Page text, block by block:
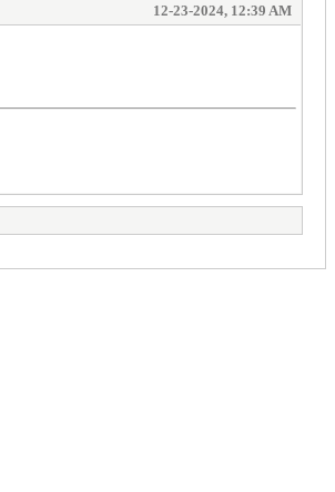
12-23-2024, 12:39 AM